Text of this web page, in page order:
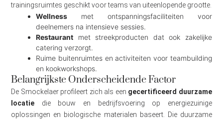
trainingsruimtes geschikt voor teams van uiteenlopende grootte.
Wellness met ontspanningsfaciliteiten voor
deelnemers na intensieve sessies.
Restaurant met streekproducten dat ook zakelijke
catering verzorgt.
Ruime buitenruimtes en activiteiten voor teambuilding
en kookworkshops.
Belangrijkste Onderscheidende Factor
De Smockelaer profileert zich als een gecertificeerd duurzame
locatie die bouw en bedrijfsvoering op energiezuinige
oplossingen en biologische materialen baseert. Die duurzame